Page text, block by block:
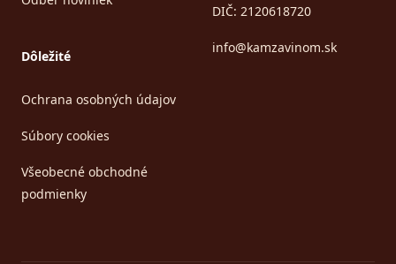
Dôležité
Ochrana osobných údajov
Súbory cookies
Všeobecné obchodné
podmienky
DIČ: 2120618720
info@kamzavinom.sk